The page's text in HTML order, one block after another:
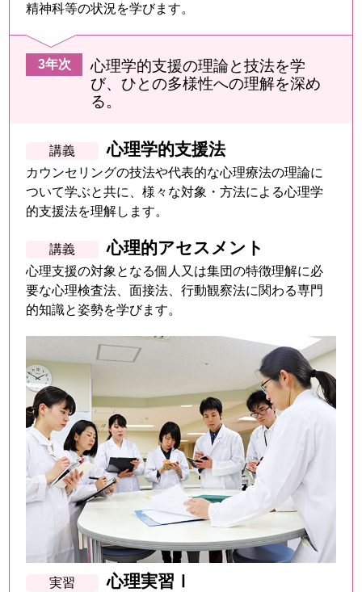
精神科等の状況を学びます。
心理学的支援の理論と技法を学
び、ひとの多様性への理解を深め
る。
心理学的支援法
カウンセリングの技法や代表的な心理療法の理論に
ついて学ぶと共に、様々な対象・方法による心理学
的支援法を理解します。
心理的アセスメント
心理支援の対象となる個人又は集団の特徴理解に必
要な心理検査法、面接法、行動観察法に関わる専門
的知識と姿勢を学びます。
心理実習Ⅰ